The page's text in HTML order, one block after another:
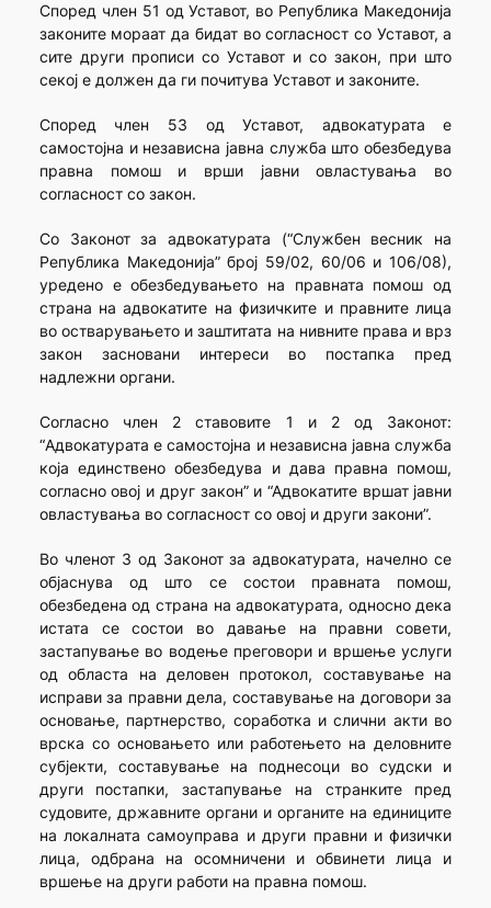
Според член 51 од Уставот, во Република Македонија
законите мораат да бидат во согласност со Уставот, а
сите други прописи со Уставот и со закон, при што
секој е должен да ги почитува Уставот и законите.
Според член 53 од Уставот, адвокатурата е
самостојна и независна јавна служба што обезбедува
правна помош и врши јавни овластувања во
согласност со закон.
Со Законот за адвокатурата (“Службен весник на
Република Македонија” број 59/02, 60/06 и 106/08),
уредено е обезбедувањето на правната помош од
страна на адвокатите на физичките и правните лица
во остварувањето и заштитата на нивните права и врз
закон засновани интереси во постапка пред
надлежни органи.
Согласно член 2 ставовите 1 и 2 од Законот:
“Aдвокатурата е самостојна и независна јавна служба
која единствено обезбедува и дава правна помош,
согласно овој и друг закон” и “Адвокатите вршат јавни
овластувања во согласност со овој и други закони”.
Во членот 3 од Законот за адвокатурата, начелно се
објаснува од што се состои правната помош,
обезбедена од страна на адвокатурата, односно дека
истата се состои во давање на правни совети,
застапување во водење преговори и вршење услуги
од областа на деловен протокол, составување на
исправи за правни дела, составување на договори за
основање, партнерство, соработка и слични акти во
врска со основањето или работењето на деловните
субјекти, составување на поднесоци во судски и
други постапки, застапување на странките пред
судовите, државните органи и органите на единиците
на локалната самоуправа и други правни и физички
лица, одбрана на осомничени и обвинети лица и
вршење на други работи на правна помош.